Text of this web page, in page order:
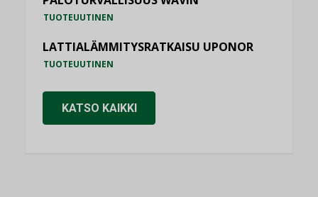
TUOTEUUTINEN
LATTIALÄMMITYSRATKAISU UPONOR
TUOTEUUTINEN
KATSO KAIKKI